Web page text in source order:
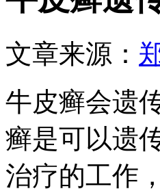
文章来源：
牛皮癣会遗
癣是可以遗
治疗的工作